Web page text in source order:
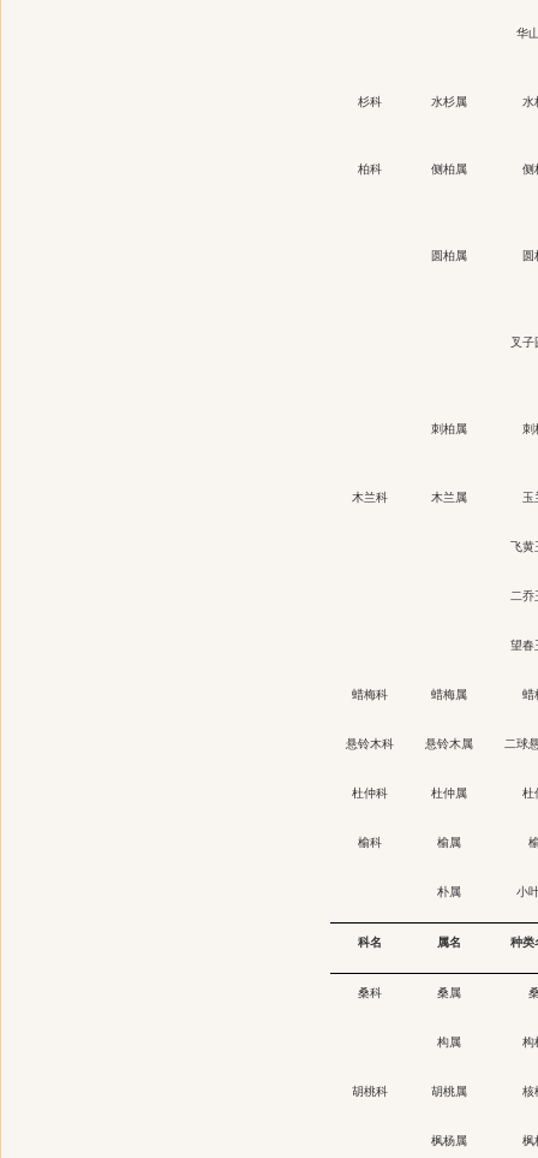
华
杉科 水杉属 水
柏科 侧柏属 侧
圆柏属 圆
叉子
刺柏属 刺
木兰科 木兰属 玉
飞黄
二乔
望春
蜡梅科 蜡梅属 蜡
悬铃木科 悬铃木属 二球
杜仲科 杜仲属 杜
榆科 榆属
朴属 小
科名 属名 种类
桑科 桑属
构属 构
胡桃科 胡桃属 核
枫杨属 枫